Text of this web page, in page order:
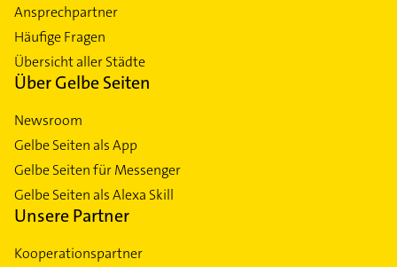
Ansprechpartner
Häufige Fragen
Übersicht aller Städte
Über Gelbe Seiten
Newsroom
Gelbe Seiten als App
Gelbe Seiten für Messenger
Gelbe Seiten als Alexa Skill
Unsere Partner
Kooperationspartner